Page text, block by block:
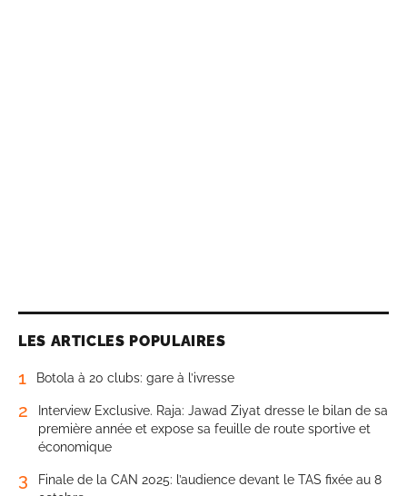
LES ARTICLES POPULAIRES
1 Botola à 20 clubs: gare à l’ivresse
2
Interview Exclusive. Raja: Jawad Ziyat dresse le bilan de sa
première année et expose sa feuille de route sportive et
économique
3
Finale de la CAN 2025: l’audience devant le TAS fixée au 8